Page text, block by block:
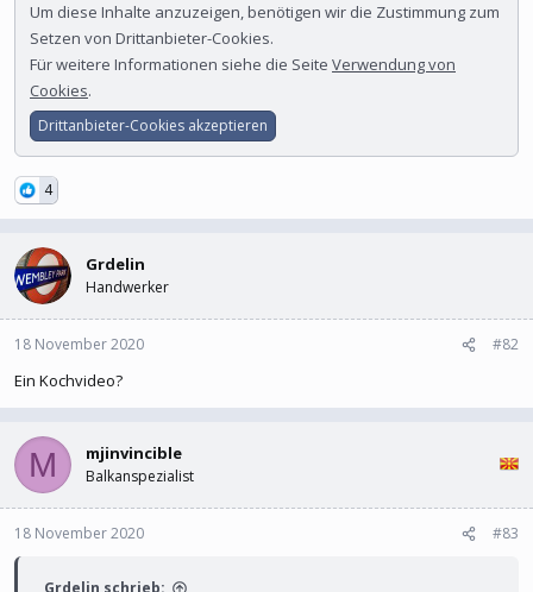
Um diese Inhalte anzuzeigen, benötigen wir die Zustimmung zum
Setzen von Drittanbieter-Cookies.
Für weitere Informationen siehe die Seite Verwendung von
Cookies.
Drittanbieter-Cookies akzeptieren
4
Grdelin
Handwerker
18 November 2020 #82
Ein Kochvideo?
M mjinvincible
Balkanspezialist
18 November 2020 #83
Grdelin schrieb: